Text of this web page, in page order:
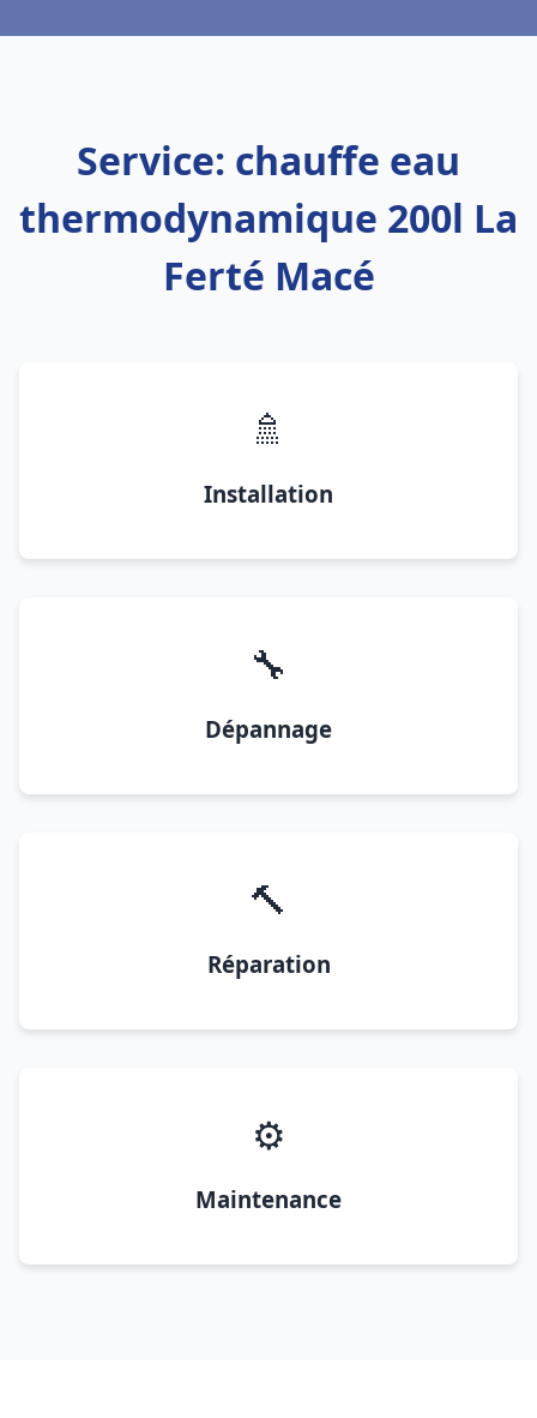
Service: chauffe eau
thermodynamique 200l La
Ferté Macé
🚿
Installation
🔧
Dépannage
🔨
Réparation
⚙️
Maintenance